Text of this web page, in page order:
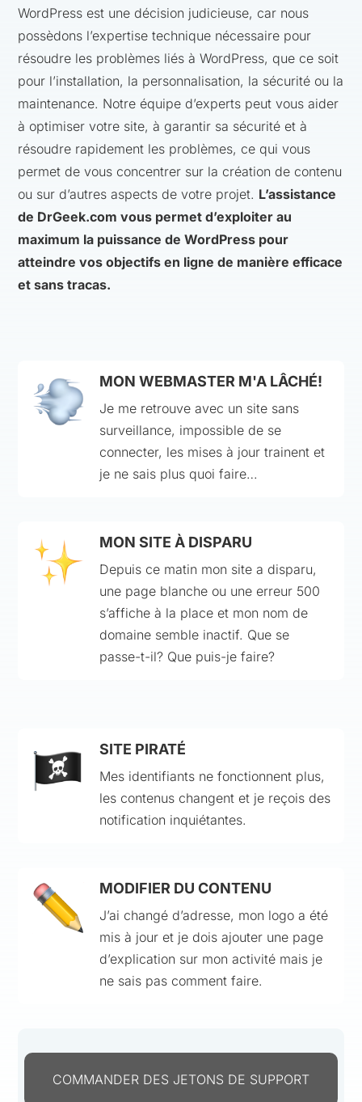
WordPress est une décision judicieuse, car nous
possèdons l’expertise technique nécessaire pour
résoudre les problèmes liés à WordPress, que ce soit
pour l’installation, la personnalisation, la sécurité ou la
maintenance. Notre équipe d’experts peut vous aider
à optimiser votre site, à garantir sa sécurité et à
résoudre rapidement les problèmes, ce qui vous
permet de vous concentrer sur la création de contenu
ou sur d’autres aspects de votre projet. L’assistance
de DrGeek.com vous permet d’exploiter au
maximum la puissance de WordPress pour
atteindre vos objectifs en ligne de manière efficace
et sans tracas.
MON WEBMASTER M'A LÂCHÉ!
Je me retrouve avec un site sans
surveillance, impossible de se
connecter, les mises à jour trainent et
je ne sais plus quoi faire…
MON SITE À DISPARU
Depuis ce matin mon site a disparu,
une page blanche ou une erreur 500
s’affiche à la place et mon nom de
domaine semble inactif. Que se
passe-t-il? Que puis-je faire?
SITE PIRATÉ
Mes identifiants ne fonctionnent plus,
les contenus changent et je reçois des
notification inquiétantes.
MODIFIER DU CONTENU
J’ai changé d’adresse, mon logo a été
mis à jour et je dois ajouter une page
d’explication sur mon activité mais je
ne sais pas comment faire.
COMMANDER DES JETONS DE SUPPORT